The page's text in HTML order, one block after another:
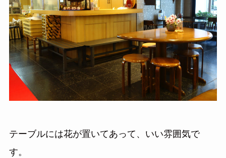
テーブルには花が置いてあって、いい雰囲気で
す。